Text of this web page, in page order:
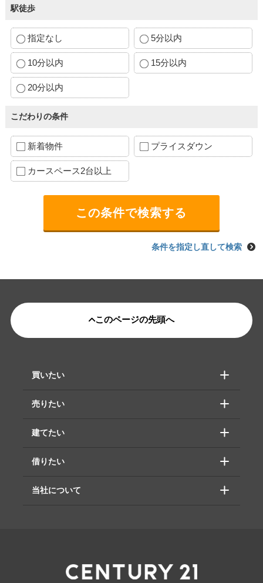
駅徒歩
指定なし 5分以内
10分以内 15分以内
20分以内
こだわりの条件
新着物件 プライスダウン
カースペース2台以上
条件を指定し直して検索
このページの先頭へ
買いたい
売りたい
建てたい
借りたい
当社について